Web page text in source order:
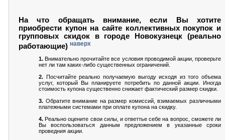
На что обращать внимание, если Вы хотите
приобрести купон на сайте коллективных покупок и
групповых скидок в городе Новокузнецк (реально
работающие) наверх
1. Внимательно прочитайте все условия проводимой акции, проверьте
нет ли там каких-либо существенных ограничений.
2. Посчитайте реально получаемую выгоду исходя из того объема
услуг, который Вы планируете потребить по данной акции. Иногда
стоимость купона существенно снижает фактический размер скидки.
3. Обратите внимание на размер комиссий, взимаемых различными
платежными системами при оплате купона на скидку.
4. Реально оцените свои силы, и ответтье себе на вопрос, сможете ли
Вы воспользоваться данным предложением в указанные сроки
проведния акции.